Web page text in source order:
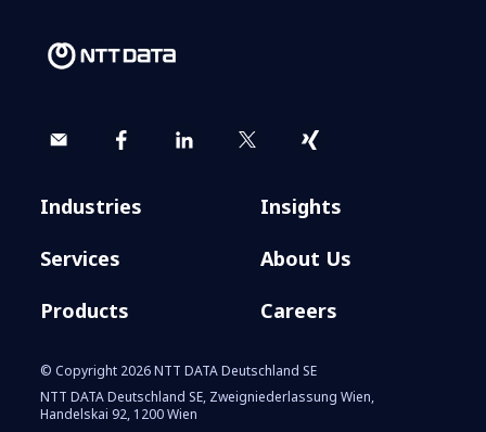
2: How morally is a
DRIVE-E : Die Zukunft der
Mobilität
Industries
Services
Products
Insights
About Us
Careers
© Copyright 2026 NTT DATA Deutschland SE
NTT DATA Deutschland SE, Zweigniederlassung Wien,
Handelskai 92, 1200 Wien